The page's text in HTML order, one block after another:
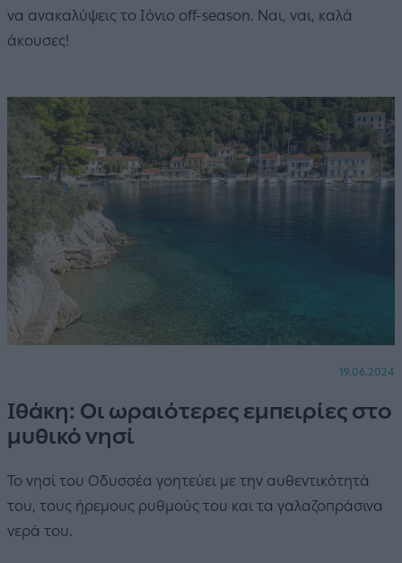
να ανακαλύψεις το Ιόνιο off-season. Ναι, ναι, καλά
άκουσες!
19.06.2024
Ιθάκη: Οι ωραιότερες εμπειρίες στο
μυθικό νησί
Το νησί του Οδυσσέα γοητεύει με την αυθεντικότητά
του, τους ήρεμους ρυθμούς του και τα γαλαζοπράσινα
νερά του.